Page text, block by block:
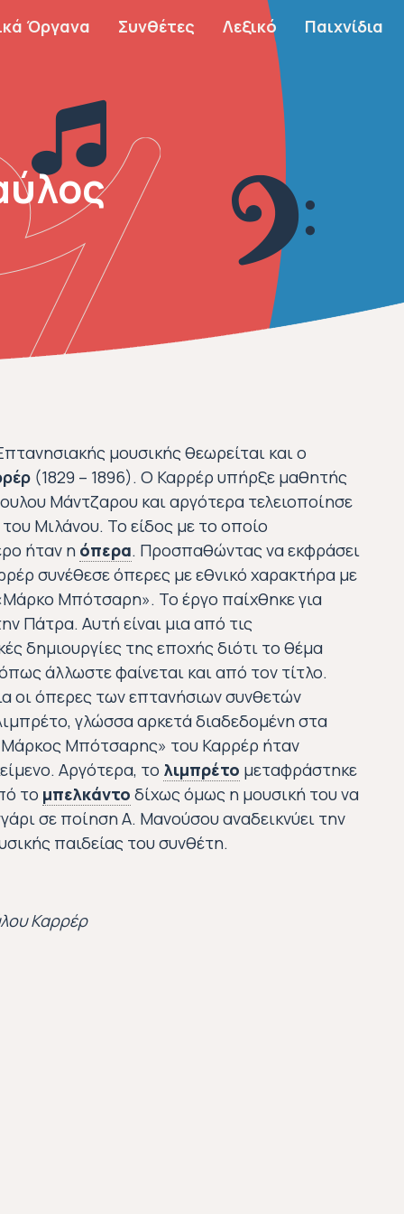
Όργανα Συνθέτες Λεξικό Παιχνίδια
μουσικής θεωρείται και ο
(1829 – 1896). Ο Καρρέρ υπήρξε μαθητής
Μάντζαρου και αργότερα τελειοποίησε
Μιλάνου. Το είδος με το οποίο
ήταν η όπερα. Προσπαθώντας να εκφράσει
συνέθεσε όπερες με εθνικό χαρακτήρα με
Μπότσαρη». Το έργο παίχθηκε για
Πάτρα. Αυτή είναι μια από τις
δημιουργίες της εποχής διότι το θέμα
άλλωστε φαίνεται και από τον τίτλο.
οι όπερες των επτανήσιων συνθετών
γλώσσα αρκετά διαδεδομένη στα
Μπότσαρης» του Καρρέρ ήταν
Αργότερα, το λιμπρέτο μεταφράστηκε
το μπελκάντο δίχως όμως η μουσική του να
σε ποίηση Α. Μανούσου αναδεικνύει την
παιδείας του συνθέτη.
Καρρέρ
όπερα (opera)
Από το λατινικό opus, που σημαίνει «έργο». Η
λιμπρέτο (libretto)
Στα ιταλικά σημαίνει «μικρό
μπελ κάντο (ιταλ. bel canto)
Σημαίνει όμορφο τραγούδι και χαρακτηρίζει τις